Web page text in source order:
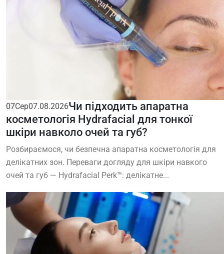
07Сер07.08.2026Чи підходить апаратна
косметологія Hydrafacial для тонкої
шкіри навколо очей та губ?
Розбираємося, чи безпечна апаратна косметологія для
делікатних зон. Переваги догляду для шкіри навкого
очей та губ — Hydrafacial Perk™: делікатне...